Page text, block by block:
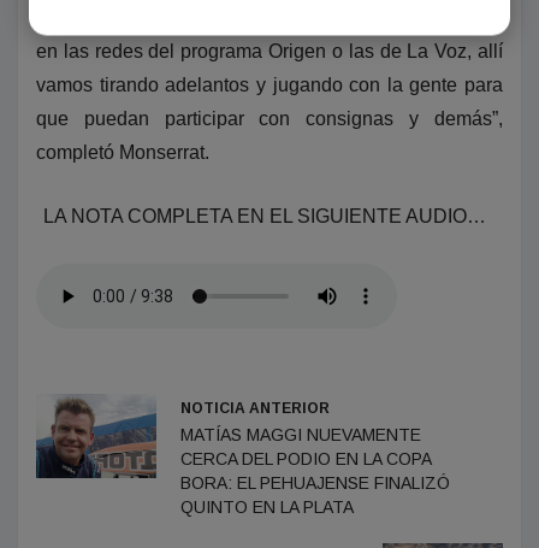
en las redes del programa Origen o las de La Voz, allí
vamos tirando adelantos y jugando con la gente para
que puedan participar con consignas y demás”,
completó Monserrat.
LA NOTA COMPLETA EN EL SIGUIENTE AUDIO…
NOTICIA ANTERIOR
MATÍAS MAGGI NUEVAMENTE
CERCA DEL PODIO EN LA COPA
BORA: EL PEHUAJENSE FINALIZÓ
QUINTO EN LA PLATA